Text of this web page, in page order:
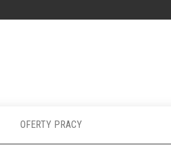
OFERTY PRACY